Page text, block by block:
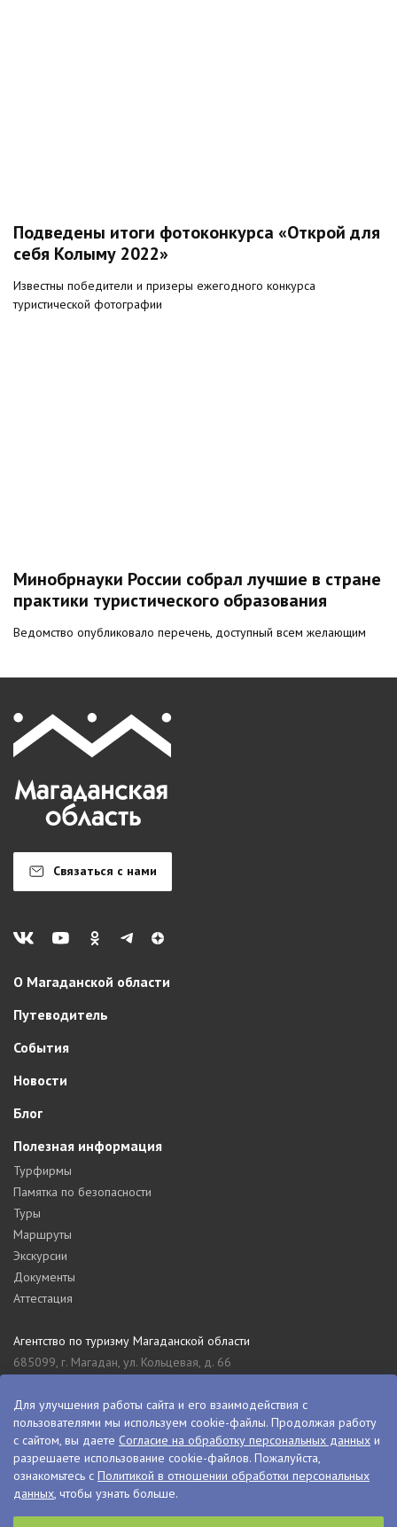
Подведены итоги фотоконкурса «Открой для
себя Колыму 2022»
Известны победители и призеры ежегодного конкурса
туристической фотографии
Минобрнауки России собрал лучшие в стране
практики туристического образования
Ведомство опубликовало перечень, доступный всем желающим
Связаться с нами
О Магаданской области
Путеводитель
События
Новости
Блог
Полезная информация
Турфирмы
Памятка по безопасности
Туры
Маршруты
Экскурсии
Документы
Аттестация
Агентство по туризму Магаданской области
685099, г. Магадан, ул. Кольцевая, д. 66
8 (4132) 61-76-67
Туристский информационный центр Магаданской области
685000, г. Магадан, ул. Пролетарская, д. 11
visitkolyma@mail.ru
+7 (4132) 60-70-11
+7 (4132) 61-73-15
Для улучшения работы сайта и его взаимодействия с
пользователями мы используем cookie-файлы. Продолжая работу
с сайтом, вы даете Согласие на обработку персональных данных и
разрешаете использование cookie-файлов. Пожалуйста,
ознакомьтесь с Политикой в отношении обработки персональных
данных, чтобы узнать больше.